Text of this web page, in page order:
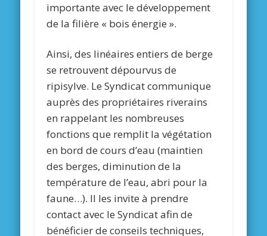
importante avec le développement
de la filière « bois énergie ».
Ainsi, des linéaires entiers de berge
se retrouvent dépourvus de
ripisylve. Le Syndicat communique
auprès des propriétaires riverains
en rappelant les nombreuses
fonctions que remplit la végétation
en bord de cours d’eau (maintien
des berges, diminution de la
température de l’eau, abri pour la
faune…). Il les invite à prendre
contact avec le Syndicat afin de
bénéficier de conseils techniques,